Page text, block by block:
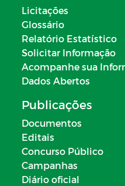
Licitações
Glossário
Relatório Estatístico
Solicitar Informação
Acompanhe sua
Dados Abertos
Publicações
Documentos
Editais
Concurso Público
Campanhas
Diário oficial